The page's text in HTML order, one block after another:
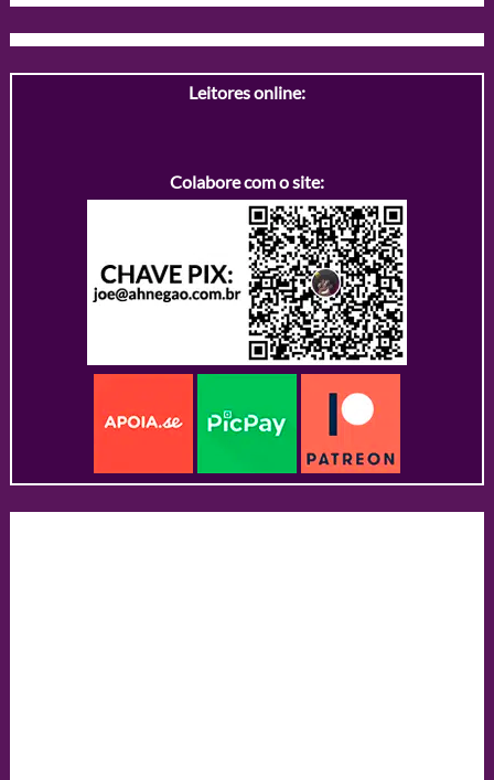
Leitores online:
Colabore com o site: